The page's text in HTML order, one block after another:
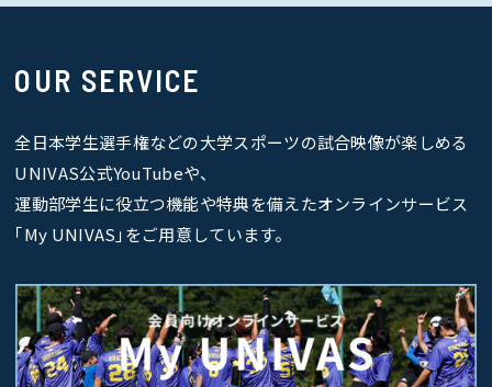
OUR SERVICE
全日本学生選手権などの大学スポーツの試合映像が楽しめる
UNIVAS公式YouTubeや、
運動部学生に役立つ機能や特典を備えたオンラインサービス
｢My UNIVAS｣をご用意しています。